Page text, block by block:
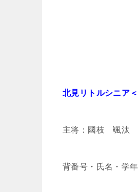
北見リトルシニア＜
主将：國枝 颯汰
背番号・氏名・学年